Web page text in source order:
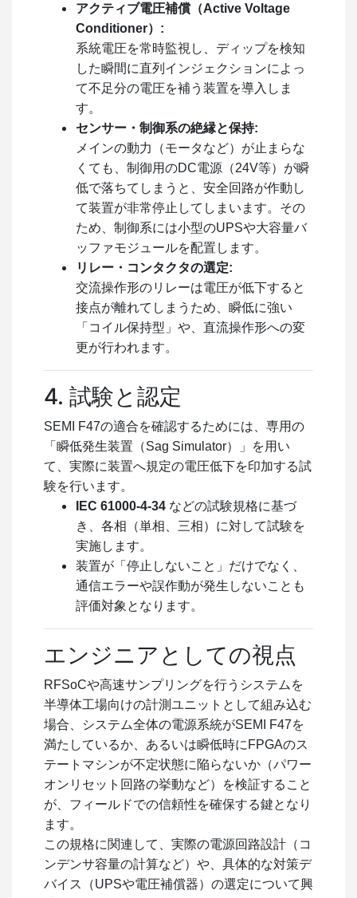
アクティブ電圧補償（Active Voltage
Conditioner）:
系統電圧を常時監視し、ディップを検知
した瞬間に直列インジェクションによっ
て不足分の電圧を補う装置を導入しま
す。
センサー・制御系の絶縁と保持:
メインの動力（モータなど）が止まらな
くても、制御用のDC電源（24V等）が瞬
低で落ちてしまうと、安全回路が作動し
て装置が非常停止してしまいます。その
ため、制御系には小型のUPSや大容量バ
ッファモジュールを配置します。
リレー・コンタクタの選定:
交流操作形のリレーは電圧が低下すると
接点が離れてしまうため、瞬低に強い
「コイル保持型」や、直流操作形への変
更が行われます。
4. 試験と認定
SEMI F47の適合を確認するためには、専用の
「瞬低発生装置（Sag Simulator）」を用い
て、実際に装置へ規定の電圧低下を印加する試
験を行います。
IEC 61000-4-34 などの試験規格に基づ
き、各相（単相、三相）に対して試験を
実施します。
装置が「停止しないこと」だけでなく、
通信エラーや誤作動が発生しないことも
評価対象となります。
エンジニアとしての視点
RFSoCや高速サンプリングを行うシステムを
半導体工場向けの計測ユニットとして組み込む
場合、システム全体の電源系統がSEMI F47を
満たしているか、あるいは瞬低時にFPGAのス
テートマシンが不定状態に陥らないか（パワー
オンリセット回路の挙動など）を検証すること
が、フィールドでの信頼性を確保する鍵となり
ます。
この規格に関連して、実際の電源回路設計（コ
ンデンサ容量の計算など）や、具体的な対策デ
バイス（UPSや電圧補償器）の選定について興